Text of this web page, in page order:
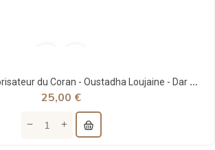
Le guide du mémorisateur du Coran - Oustadha Loujaine - Dar Al Qira'at
25,00 €